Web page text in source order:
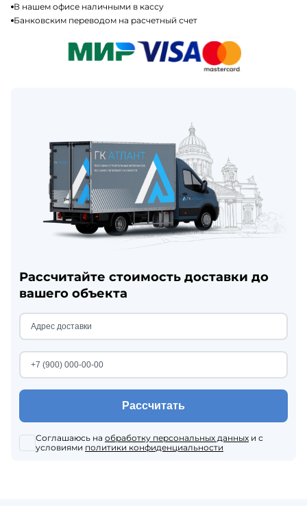
В нашем офисе наличными в кассу
Банковским переводом на расчетный счет
Рассчитайте стоимость доставки до
вашего объекта
Рассчитать
Соглашаюсь на обработку персональных данных и с
условиями политики конфиденциальности